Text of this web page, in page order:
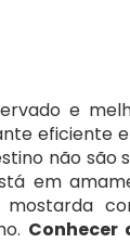
e
eficiente
não
em
Conhecer